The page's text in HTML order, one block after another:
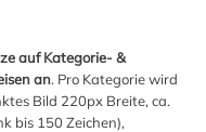
auf Kategorie- &
an. Pro Kategorie wird
Bild 220px Breite, ca.
bis 150 Zeichen),